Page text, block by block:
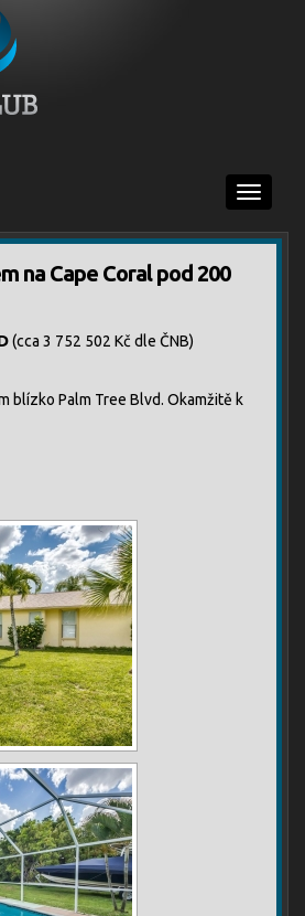
Menu
na Cape Coral pod 200
(cca 3 752 502 Kč dle ČNB)
blízko Palm Tree Blvd. Okamžitě k